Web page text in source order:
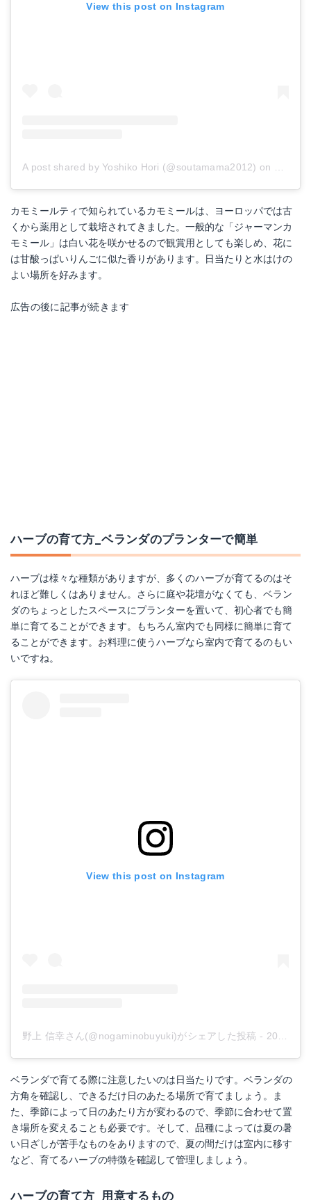
View this post on Instagram
A post shared by Yoshiko Hori (@soutamama2012) on
カモミールティで知られているカモミールは、ヨーロッパでは古
くから薬用として栽培されてきました。一般的な「ジャーマンカ
モミール」は白い花を咲かせるので観賞用としても楽しめ、花に
は甘酸っぱいりんごに似た香りがあります。日当たりと水はけの
よい場所を好みます。
広告の後に記事が続きます
ハーブの育て方_ベランダのプランターで簡単
ハーブは様々な種類がありますが、多くのハーブが育てるのはそ
れほど難しくはありません。さらに庭や花壇がなくても、ベラン
ダのちょっとしたスペースにプランターを置いて、初心者でも簡
単に育てることができます。もちろん室内でも同様に簡単に育て
ることができます。お料理に使うハーブなら室内で育てるのもい
いですね。
View this post on Instagram
野上 信幸さん(@nogaminobuyuki)がシェアした投稿 - 2016年 7月月24日午前2時42分PDT
ベランダで育てる際に注意したいのは日当たりです。ベランダの
方角を確認し、できるだけ日のあたる場所で育てましょう。ま
た、季節によって日のあたり方が変わるので、季節に合わせて置
き場所を変えることも必要です。そして、品種によっては夏の暑
い日ざしが苦手なものをありますので、夏の間だけは室内に移す
など、育てるハーブの特徴を確認して管理しましょう。
ハーブの育て方_用意するもの